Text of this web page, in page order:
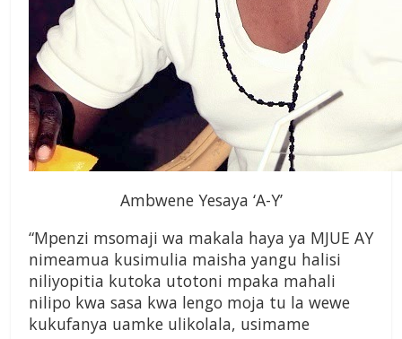
Ambwene Yesaya ‘A-Y’
“Mpenzi msomaji wa makala haya ya MJUE AY
nimeamua kusimulia maisha yangu halisi
niliyopitia kutoka utotoni mpaka mahali
nilipo kwa sasa kwa lengo moja tu la wewe
kukufanya uamke ulikolala, usimame